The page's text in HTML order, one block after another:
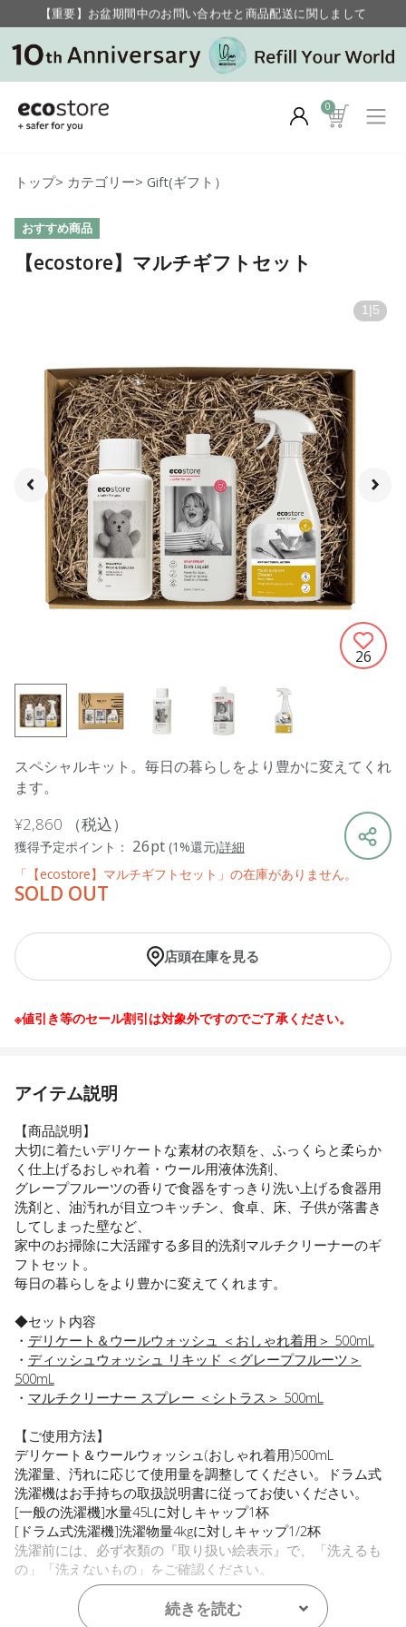
【重要】お盆期間中のお問い合わせと商品配送に関しまして
毎月お得にポイントが貯まる！ “月のポイントアップデー”
0
トップ> カテゴリー> Gift(ギフト）
おすすめ商品
【ecostore】マルチギフトセット
1 5
26
スペシャルキット。毎日の暮らしをより豊かに変えてくれ
ます。
¥2,860 （税込）
獲得予定ポイント： 26pt (1%還元)詳細
「【ecostore】マルチギフトセット」の在庫がありません。
SOLD OUT
店頭在庫を見る
※値引き等のセール割引は対象外ですのでご了承ください。
アイテム説明
【商品説明】
大切に着たいデリケートな素材の衣類を、ふっくらと柔らか
く仕上げるおしゃれ着・ウール用液体洗剤、
グレープフルーツの香りで食器をすっきり洗い上げる食器用
洗剤と、油汚れが目立つキッチン、食卓、床、子供が落書き
してしまった壁など、
家中のお掃除に大活躍する多目的洗剤マルチクリーナーのギ
フトセット。
毎日の暮らしをより豊かに変えてくれます。
◆セット内容
・ デリケート＆ウールウォッシュ ＜おしゃれ着用＞ 500mL
・ ディッシュウォッシュ リキッド ＜グレープフルーツ＞
500mL
・ マルチクリーナー スプレー ＜シトラス＞ 500mL
【ご使用方法】
デリケート＆ウールウォッシュ(おしゃれ着用)500mL
洗濯量、汚れに応じて使用量を調整してください。ドラム式
洗濯機はお手持ちの取扱説明書に従ってお使いください。
[一般の洗濯機]水量45Lに対しキャップ1杯
[ドラム式洗濯機]洗濯物量4kgに対しキャップ1/2杯
洗濯前には、必ず衣類の『取り扱い絵表示』で、「洗えるも
の」「洗えないもの」をご確認ください。
ディッシュウォッシュリキッド＜グレープフルーツ＞
続きを読む